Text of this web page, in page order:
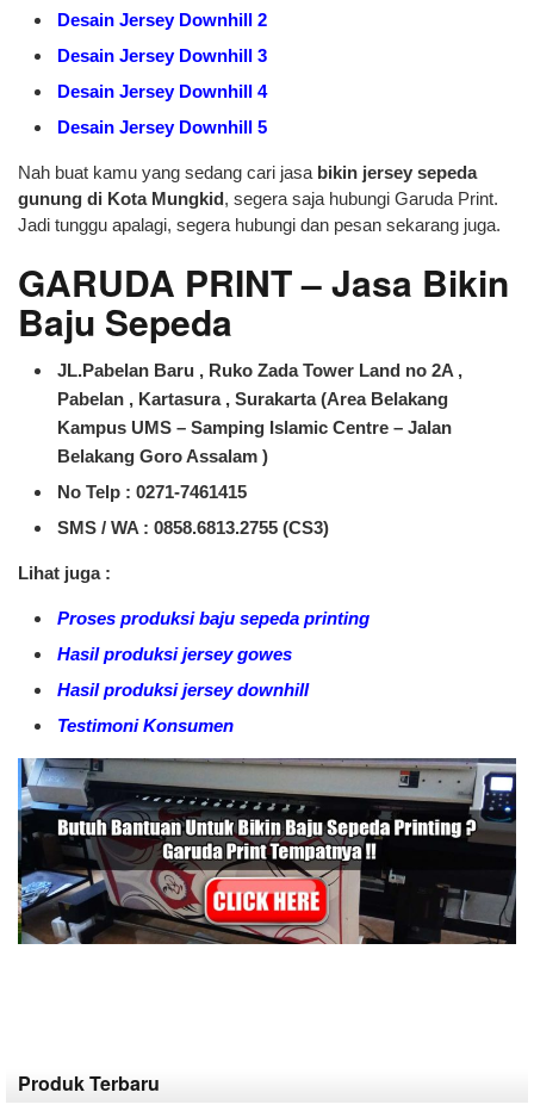
Desain Jersey Downhill 2
Desain Jersey Downhill 3
Desain Jersey Downhill 4
Desain Jersey Downhill 5
Nah buat kamu yang sedang cari jasa bikin jersey sepeda
gunung di Kota Mungkid, segera saja hubungi Garuda Print.
Jadi tunggu apalagi, segera hubungi dan pesan sekarang juga.
GARUDA PRINT – Jasa Bikin
Baju Sepeda
JL.Pabelan Baru , Ruko Zada Tower Land no 2A ,
Pabelan , Kartasura , Surakarta (Area Belakang
Kampus UMS – Samping Islamic Centre – Jalan
Belakang Goro Assalam )
No Telp : 0271-7461415
SMS / WA : 0858.6813.2755 (CS3)
Lihat juga :
Proses produksi baju sepeda printing
Hasil produksi jersey gowes
Hasil produksi jersey downhill
Testimoni Konsumen
Produk Terbaru